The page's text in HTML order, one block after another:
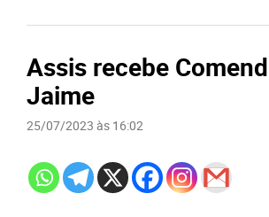
Assis recebe
Jaime
25/07/2023 às 16:02